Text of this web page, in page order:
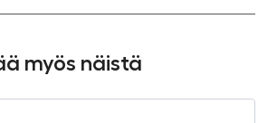
myös näistä